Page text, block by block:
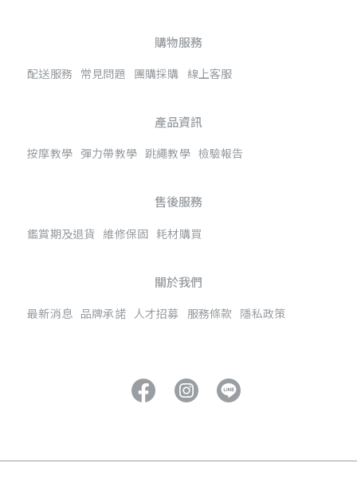
購物服務
配送服務 常見問題 團購採購 線上客服
產品資訊
按摩教學 彈力帶教學 跳繩教學 檢驗報告
售後服務
鑑賞期及退貨 維修保固 耗材購買
關於我們
最新消息 品牌承諾 人才招募 服務條款 隱私政策